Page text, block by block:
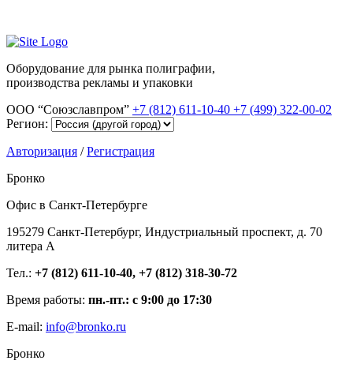
Оборудование для рынка полиграфии,
производства рекламы и упаковки
ООО “Союзславпром” +7 (812) 611-10-40 +7 (499) 322-00-02
Регион:
Авторизация /Регистрация
Бронко
Офис в Санкт-Петербурге
195279 Санкт-Петербург, Индустриальный проспект, д. 70
литера А
Тел.: +7 (812) 611-10-40, +7 (812) 318-30-72
Время работы: пн.-пт.: с 9:00 до 17:30
E-mail: info@bronko.ru
Бронко